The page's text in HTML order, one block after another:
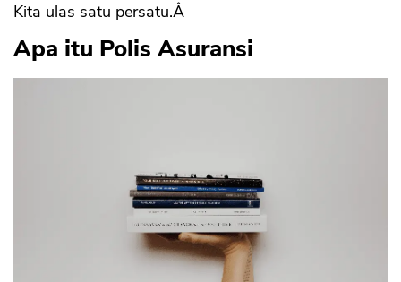
Kita ulas satu persatu.Â
Apa itu Polis Asuransi